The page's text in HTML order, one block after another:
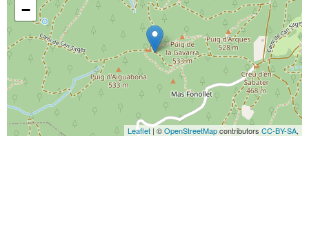
−
Leaflet| ©OpenStreetMapcontributorsCC-BY-SA,